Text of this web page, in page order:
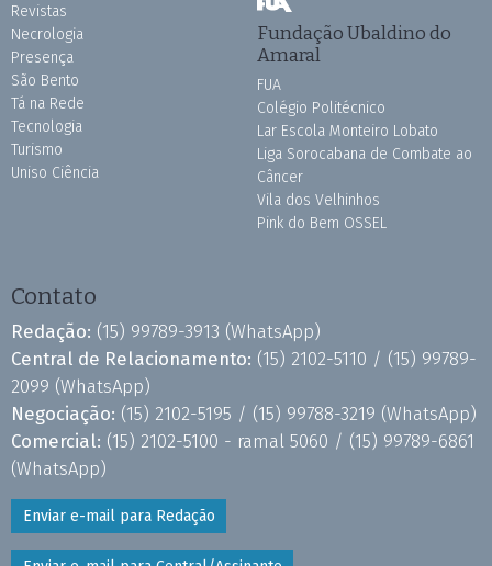
Revistas
Necrologia
Presença
São Bento
Tá na Rede
Tecnologia
Turismo
Uniso Ciência
Fundação Ubaldino do
Amaral
FUA
Colégio Politécnico
Lar Escola Monteiro Lobato
Liga Sorocabana de Combate ao
Câncer
Vila dos Velhinhos
Pink do Bem OSSEL
Contato
Redação: (15) 99789-3913 (WhatsApp)
Central de Relacionamento: (15) 2102-5110 / (15) 99789-
2099 (WhatsApp)
Negociação: (15) 2102-5195 / (15) 99788-3219 (WhatsApp)
Comercial: (15) 2102-5100 - ramal 5060 / (15) 99789-6861
(WhatsApp)
Enviar e-mail para Redação